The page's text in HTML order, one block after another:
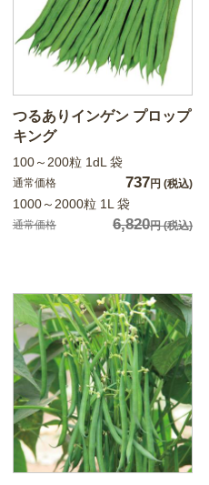
つるありインゲン プロップ
キング
100～200粒 1dL 袋
通常価格 737円 (税込)
1000～2000粒 1L 袋
通常価格 6,820円(税込)